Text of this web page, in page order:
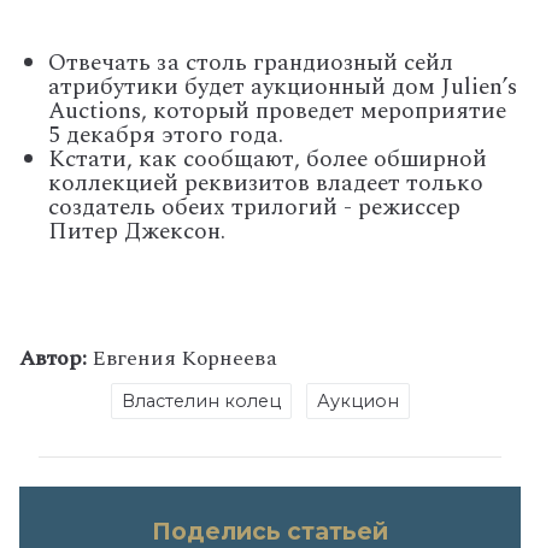
Отвечать за столь грандиозный сейл
атрибутики будет аукционный дом Julien’s
Auctions, который проведет мероприятие
5 декабря этого года.
Кстати, как сообщают, более обширной
коллекцией реквизитов владеет только
создатель обеих трилогий - режиссер
Питер Джексон.
Автор:Евгения Корнеева
Властелин колец Аукцион
Поделись статьей